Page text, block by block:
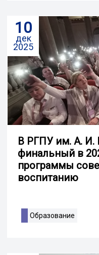
10
дек
2025
В РГПУ им. А. И.
финальный в
программы
воспитанию
Образование